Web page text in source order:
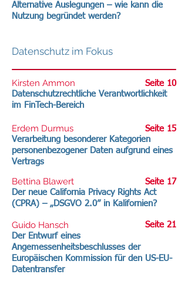
Alternative Auslegungen – wie kann die
Nutzung begründet werden?
Datenschutz im Fokus
Kirsten Ammon
Datenschutzrechtliche Verantwortlichkeit
im FinTech-Bereich
Seite 10
Erdem Durmus
Seite 15
Verarbeitung besonderer Kategorien
personenbezogener Daten aufgrund eines
Vertrags
Seite 17
Bettina Blawert
Der neue California Privacy Rights Act
(CPRA) – „DSGVO 2.0” in Kalifornien?
Guido Hansch
Seite 21
Der Entwurf eines
Angemessenheitsbeschlusses der
Europäischen Kommission für den US-EU-
Datentransfer